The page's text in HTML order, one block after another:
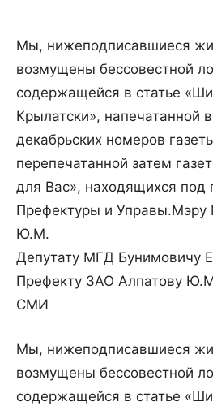
Мы, нижеподписавшиеся
возмущены бессовестной
содержащейся в статье
Крылатски», напечатанной
декабрьских номеров
перепечатанной затем
для Вас», находящихся под
Префектуры и Управы.Мэру
Ю.М.
Депутату МГД Бунимовичу
Префекту ЗАО Алпатову
СМИ
Мы, нижеподписавшиеся
возмущены бессовестной
содержащейся в статье